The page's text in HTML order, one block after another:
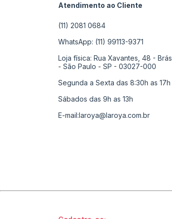
Atendimento ao Cliente
(11) 2081 0684
WhatsApp: (11) 99113-9371
Loja física: Rua Xavantes, 48 - Brás
- São Paulo - SP - 03027-000
Segunda a Sexta das 8:30h as 17h
Sábados das 9h as 13h
E-mail:laroya@laroya.com.br